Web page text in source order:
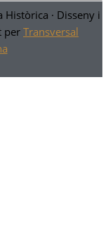
Històrica · Disseny i
per Transversal